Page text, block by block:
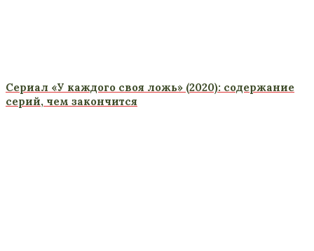
Сериал «У каждого своя ложь» (2020): содержание
серий, чем закончится